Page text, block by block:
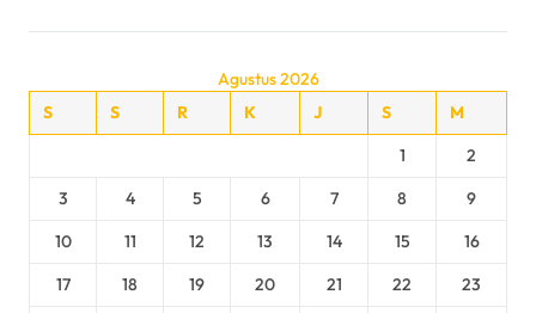
Agustus 2026
S
S R K J S
M
1
2
3
4 5 6 7 8
9
10
11 12 13 14 15
16
17
18 19 20 21 22
23